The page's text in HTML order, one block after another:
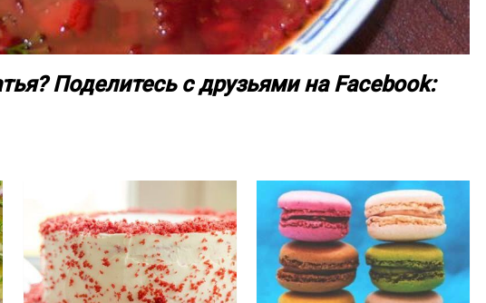
Поделитесь с друзьями на Facebook: